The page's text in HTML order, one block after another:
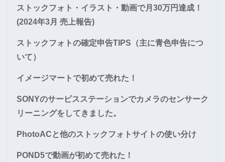
ストックフォト・イラスト・動画で月30万円達成！
(2024年3月 売上報告)
ストックフォトの確定申告TIPS（主に青色申告につ
いて）
イメージマートで初めて売れた！
SONYのサービスステーションでカメラのセンサーク
リーニングをしてきました。
PhotoACと他のストックフォトサイトの使い分け
POND5で動画が初めて売れた！